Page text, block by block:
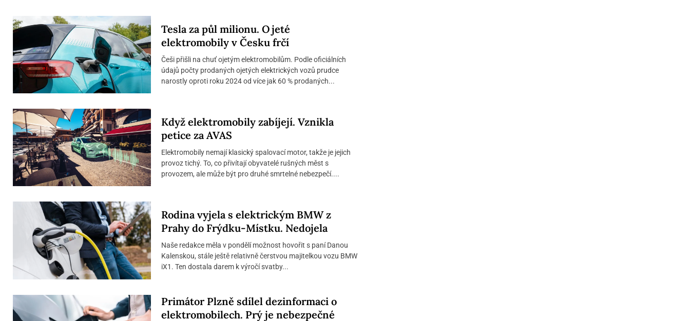
Tesla za půl milionu. Ojeté
elektromobily v Česku frčí
Češi přišli na chuť ojetým elektromobilům. Podle oficiálních
údajů počty prodaných ojetých elektrických vozů prudce
narostly oproti roku 2024 od více jak 60 % prodaných...
Když elektromobily zabíjejí. Vznikla
petice za AVAS
Elektromobily nemají klasický spalovací motor, takže je jejich
provoz tichý. To, co přivítají obyvatelé rušných měst s
provozem, ale může být pro druhé smrtelné nebezpečí....
Rodina vyjela s elektrickým BMW z
Prahy do Frýdku-Místku. Nedojela
Naše redakce měla v pondělí možnost hovořit s paní Danou
Kalenskou, stále ještě relativně čerstvou majitelkou vozu BMW
iX1. Ten dostala darem k výročí svatby...
Primátor Plzně sdílel dezinformaci o
elektromobilech. Prý je nebezpečné